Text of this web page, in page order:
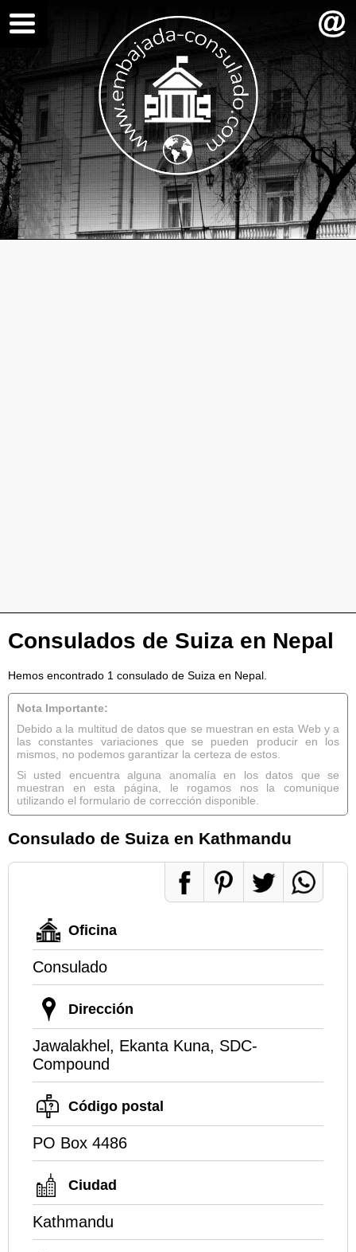
Consulados de Suiza en Nepal
Hemos encontrado 1 consulado de Suiza en Nepal.
Nota Importante:
Debido a la multitud de datos que se muestran en esta Web y a
las constantes variaciones que se pueden producir en los
mismos, no podemos garantizar la certeza de estos.
Si usted encuentra alguna anomalía en los datos que se
muestran en esta página, le rogamos nos la comunique
utilizando el formulario de corrección disponible.
Consulado de Suiza en Kathmandu
Oficina
Consulado
Dirección
Jawalakhel, Ekanta Kuna, SDC-
Compound
Código postal
PO Box 4486
Ciudad
Kathmandu